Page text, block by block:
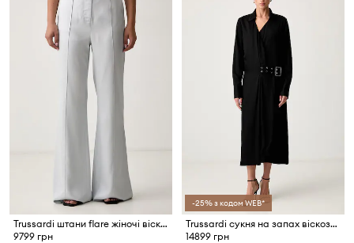
Trussardi штани flare жіночі віскозні
9799 грн
-25% з кодом WEB*
Trussardi сукня на запах віскозна
14899 грн